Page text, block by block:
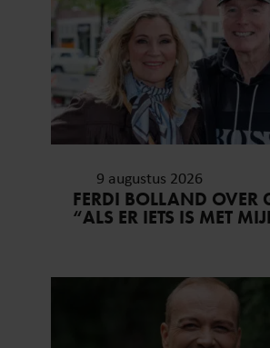
9 augustus 2026
FERDI BOLLAND OVER
“ALS ER IETS IS MET